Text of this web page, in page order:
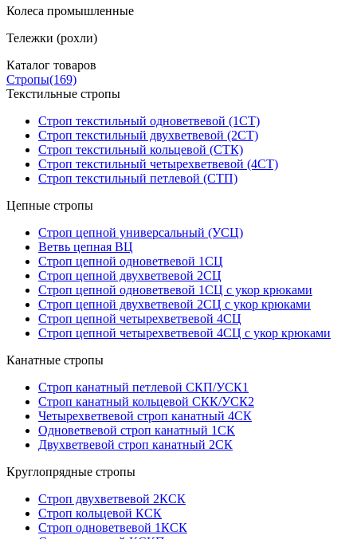
Колеса промышленные
Тележки (рохли)
Каталог товаров
Стропы(169)
Текстильные стропы
Строп текстильный одноветвевой (1СТ)
Строп текстильный двухветвевой (2СТ)
Строп текстильный кольцевой (СТК)
Строп текстильный четырехветвевой (4СТ)
Строп текстильный петлевой (СТП)
Цепные стропы
Строп цепной универсальный (УСЦ)
Ветвь цепная ВЦ
Строп цепной одноветвевой 1СЦ
Строп цепной двухветвевой 2СЦ
Строп цепной одноветвевой 1СЦ с укор крюками
Строп цепной двухветвевой 2СЦ с укор крюками
Строп цепной четырехветвевой 4СЦ
Строп цепной четырехветвевой 4СЦ с укор крюками
Канатные стропы
Строп канатный петлевой СКП/УСК1
Строп канатный кольцевой СКК/УСК2
Четырехветвевой строп канатный 4СК
Одноветвевой строп канатный 1СК
Двухветвевой строп канатный 2СК
Круглопрядные стропы
Строп двухветвевой 2КСК
Строп кольцевой КСК
Строп одноветвевой 1КСК